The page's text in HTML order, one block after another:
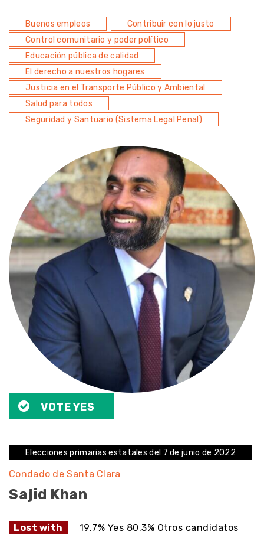
Buenos empleos
Contribuir con lo justo
Control comunitario y poder político
Educación pública de calidad
El derecho a nuestros hogares
Justicia en el Transporte Público y Ambiental
Salud para todos
Seguridad y Santuario (Sistema Legal Penal)
VOTE YES
Elecciones primarias estatales del 7 de junio de 2022
Condado de Santa Clara
Sajid Khan
Lost with 19.7% Yes 80.3% Otros candidatos